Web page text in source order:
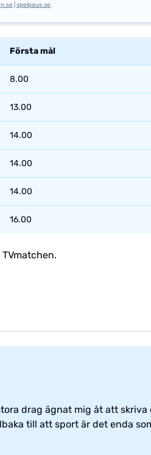
spelpaus.se.
Första mål
8.00
13.00
14.00
14.00
14.00
16.00
drag ägnat mig åt att
till att sport är det enda